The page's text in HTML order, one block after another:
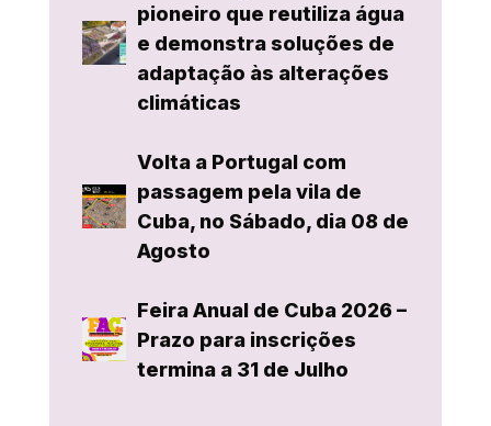
pioneiro que reutiliza água
e demonstra soluções de
adaptação às alterações
climáticas
Volta a Portugal com
passagem pela vila de
Cuba, no Sábado, dia 08 de
Agosto
Feira Anual de Cuba 2026 –
Prazo para inscrições
termina a 31 de Julho